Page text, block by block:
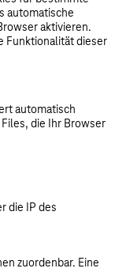
automatische
aktivieren.
Funktionalität dieser
automatisch
die Ihr Browser
die IP des
zuordenbar. Eine